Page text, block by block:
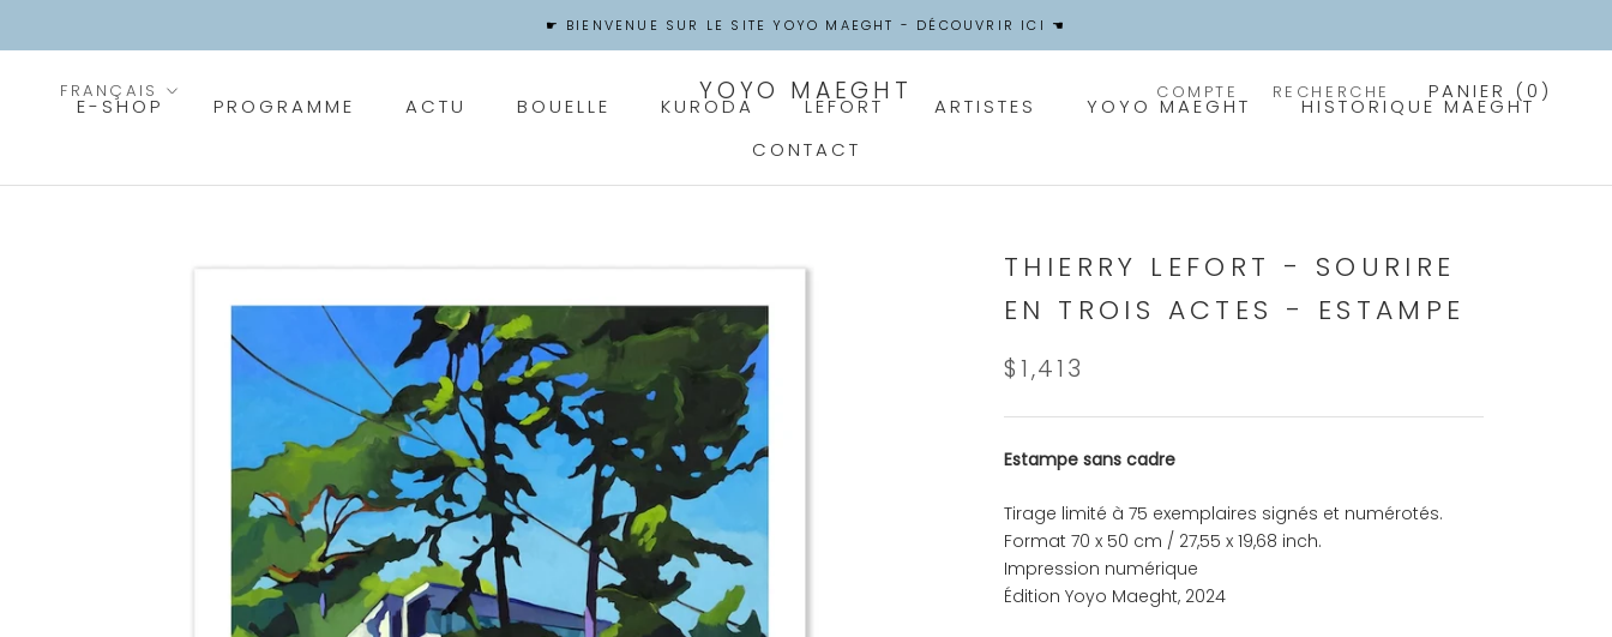
☛ BIENVENUE SUR LE SITE YOYO MAEGHT - DÉCOUVRIR ICI ☚
E-SHOP PROGRAMME ACTU BOUELLE KURODA LEFORT ARTISTES YOYO MAEGHT
HISTORIQUE MAEGHT
CONTACT
Langue
FRANÇAIS YOYO MAEGHT COMPTE RECHERCHE PANIER (0 )
THIERRY LEFORT - SOURIRE
EN TROIS ACTES - ESTAMPE
$1,413
Estampe sans cadre
Tirage limité à 75 exemplaires signés et numérotés.
Format 70 x 50 cm / 27,55 x 19,68 inch.
Impression numérique
Édition Yoyo Maeght, 2024